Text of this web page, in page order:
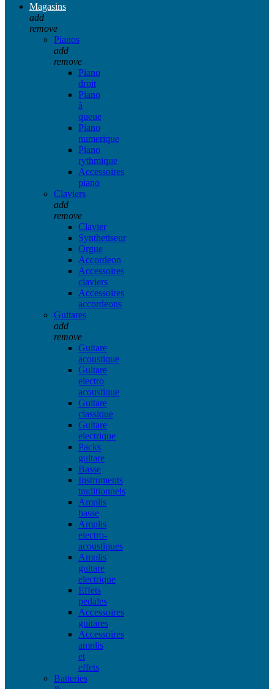
Magasins
add
remove
Pianos
add
remove
Piano
droit
Piano
à
queue
Piano
numerique
Piano
rythmique
Accessoires
piano
Claviers
add
remove
Clavier
Synthetiseur
Orgue
Accordeon
Accessoires
claviers
Accessoires
accordeons
Guitares
add
remove
Guitare
acoustique
Guitare
electro
acoustique
Guitare
classique
Guitare
electrique
Packs
guitare
Basse
Instruments
traditionnels
Amplis
basse
Amplis
electro-
acoustiques
Amplis
guitare
electrique
Effets
pedales
Accessoires
guitares
Accessoires
amplis
et
effets
Batteries